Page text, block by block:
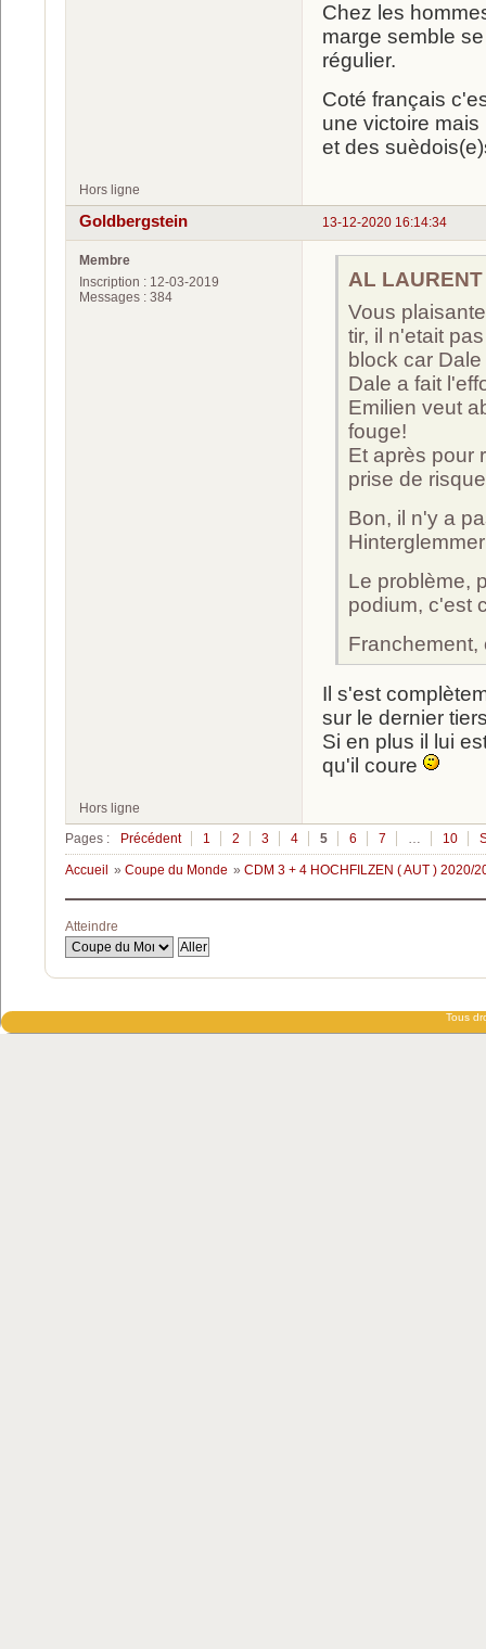
Chez les
marge semble
régulier.
Coté français
une victoire
et des
Hors ligne
13-12-2020 16:14:34
Goldbergstein
Membre
Inscription : 12-03-2019
Messages : 384
AL
Vous
tir, il n'etait
block car
Dale a fait
Emilien veut
fouge!
Et après pour
prise de
Bon, il n'y a
Le problème,
podium, c'est
Franchement,
Il s'est
sur le dernier
Si en plus il lui
qu'il coure
Hors ligne
Pages :
Précédent 1 2 3 4 5 6 7 10
Accueil » Coupe du Monde » CDM 3 + 4 HOCHFILZEN ( AUT ) 2020/
Atteindre
Tous